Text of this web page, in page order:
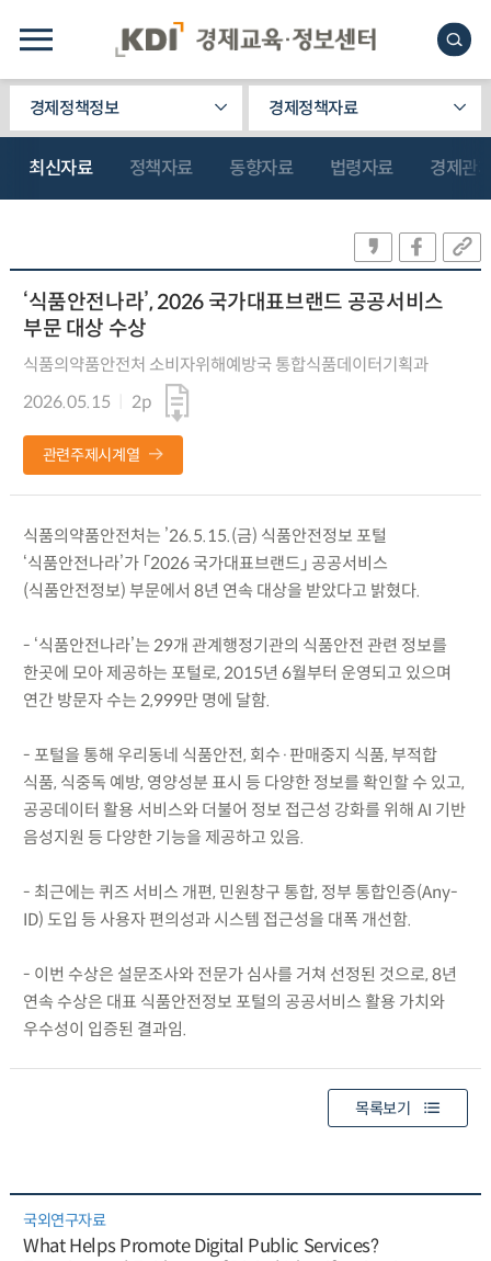
경제정책정보 경제정책자료
최신자료 정책자료 동향자료 법령자료 경제관
‘식품안전나라’, 2026 국가대표브랜드 공공서비스
부문 대상 수상
식품의약품안전처 소비자위해예방국 통합식품데이터기획과
2026.05.15
2p
관련주제시계열
식품의약품안전처는 ’26.5.15.(금) 식품안전정보 포털
‘식품안전나라’가 「2026 국가대표브랜드」 공공서비스
(식품안전정보) 부문에서 8년 연속 대상을 받았다고 밝혔다.
- ‘식품안전나라’는 29개 관계행정기관의 식품안전 관련 정보를
한곳에 모아 제공하는 포털로, 2015년 6월부터 운영되고 있으며
연간 방문자 수는 2,999만 명에 달함.
- 포털을 통해 우리동네 식품안전, 회수·판매중지 식품, 부적합
식품, 식중독 예방, 영양성분 표시 등 다양한 정보를 확인할 수 있고,
공공데이터 활용 서비스와 더불어 정보 접근성 강화를 위해 AI 기반
음성지원 등 다양한 기능을 제공하고 있음.
- 최근에는 퀴즈 서비스 개편, 민원창구 통합, 정부 통합인증(Any-
ID) 도입 등 사용자 편의성과 시스템 접근성을 대폭 개선함.
- 이번 수상은 설문조사와 전문가 심사를 거쳐 선정된 것으로, 8년
연속 수상은 대표 식품안전정보 포털의 공공서비스 활용 가치와
우수성이 입증된 결과임.
목록보기
국외연구자료
What Helps Promote Digital Public Services?